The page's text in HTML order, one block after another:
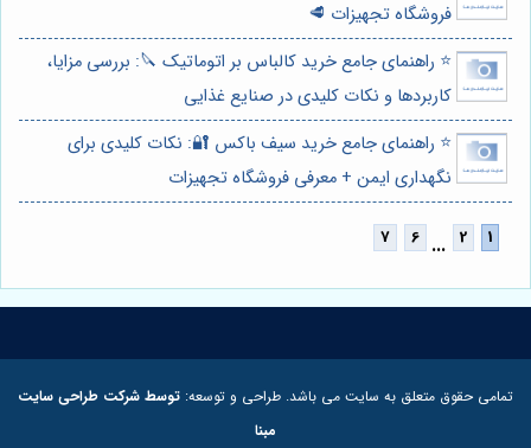
فروشگاه تجهیزات 🥩
⭐️ راهنمای جامع خرید کالباس بر اتوماتیک 🔪: بررسی مزایا،
کاربردها و نکات کلیدی در صنایع غذایی
⭐️ راهنمای جامع خرید سیف باکس 🔐: نکات کلیدی برای
نگهداری ایمن + معرفی فروشگاه تجهیزات
...
تمامی حقوق متعلق به سایت می باشد. طراحی و توسعه: توسط شرکت طراحی سایت
مبنا